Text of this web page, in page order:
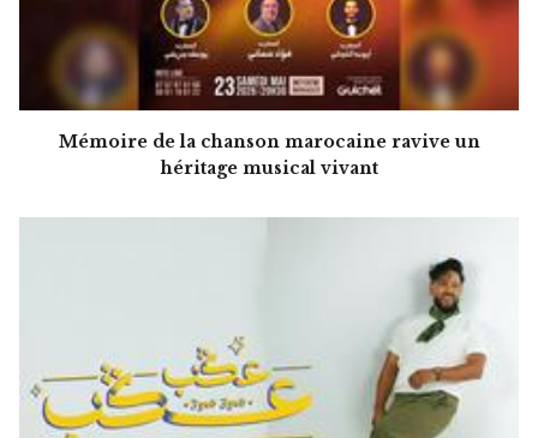
Mémoire de la chanson marocaine ravive un
héritage musical vivant